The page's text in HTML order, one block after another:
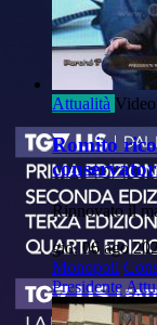
Attualità Video
Romito
Rinnovato il
gio, 06 ago
Monopoli
Presidente